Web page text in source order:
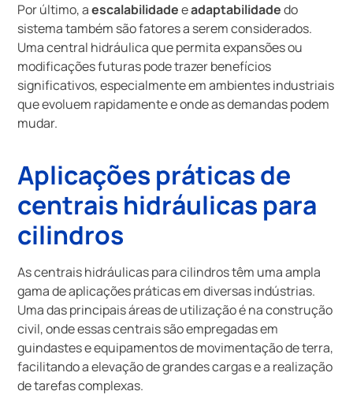
Por último, aescalabilidadeeadaptabilidadedo
sistema também são fatores a serem considerados.
Uma central hidráulica que permita expansões ou
modificações futuras pode trazer benefícios
significativos, especialmente em ambientes industriais
que evoluem rapidamente e onde as demandas podem
mudar.
Aplicações práticas de
centrais hidráulicas para
cilindros
As centrais hidráulicas para cilindros têm uma ampla
gama de aplicações práticas em diversas indústrias.
Uma das principais áreas de utilização é na construção
civil, onde essas centrais são empregadas em
guindastes e equipamentos de movimentação de terra,
facilitando a elevação de grandes cargas e a realização
de tarefas complexas.